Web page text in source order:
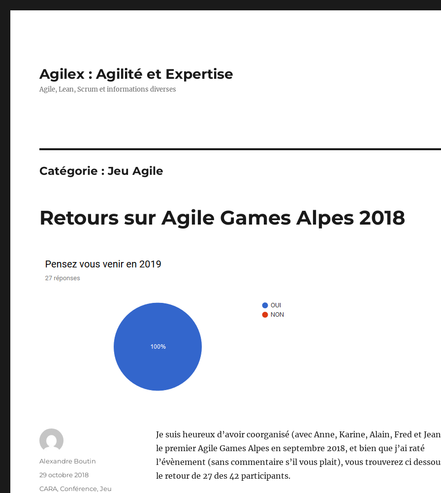
Agilex : Agilité et Expertise
Agile, Lean, Scrum et informations diverses
Catégorie :Jeu Agile
Retours sur Agile Games Alpes 2018
Je suis heureux d’avoir coorganisé (avec Anne, Karine, Alain, Fred et
le premier Agile Games Alpes en septembre 2018, et bien que j’ai raté
l’évènement (sans commentaire s’il vous plait), vous trouverez ci
le retour de 27 des 42 participants.
Auteur
Alexandre Boutin
Publié
29 octobre 2018
Catégories
CARA,Conférence,Jeu